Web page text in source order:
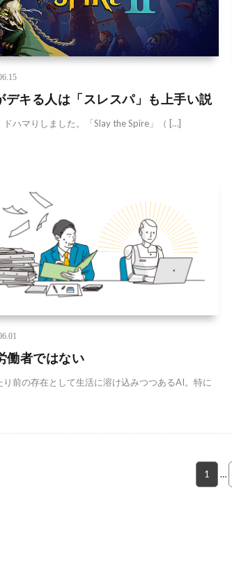
デキる人は「スレスパ」も上手い説
ドハマりしました。「Slay the Spire」（ […]
働者ではない
り前の存在として生活に溶け込みつつあるAI。特に
1 …